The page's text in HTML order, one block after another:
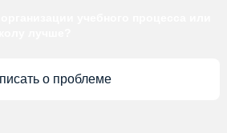
учебного процесса или
о проблеме